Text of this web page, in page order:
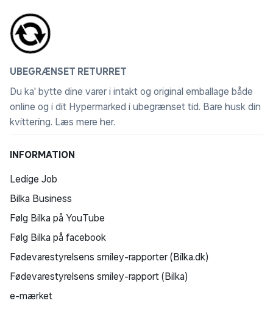
UBEGRÆNSET RETURRET
Du ka' bytte dine varer i intakt og original emballage både
online og i dit Hypermarked i ubegrænset tid. Bare husk din
kvittering. Læs mere her.
INFORMATION
Ledige Job
Bilka Business
Følg Bilka på YouTube
Følg Bilka på facebook
Fødevarestyrelsens smiley-rapporter (Bilka.dk)
Fødevarestyrelsens smiley-rapport (Bilka)
e-mærket